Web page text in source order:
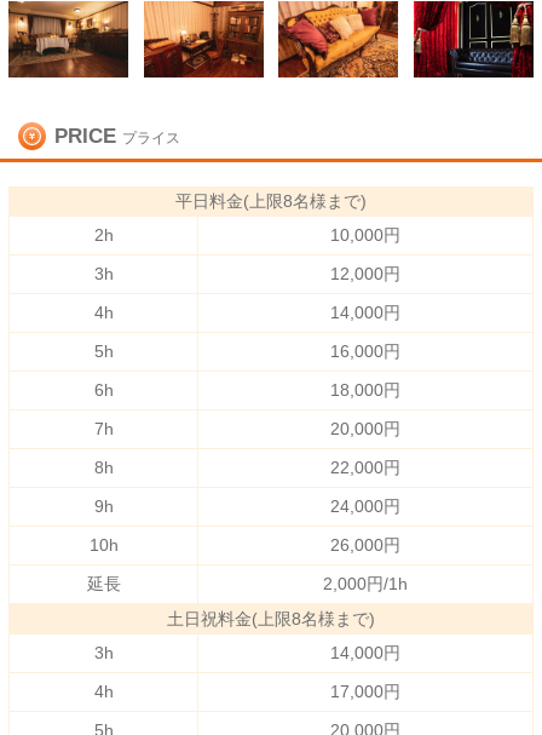
PRICE プライス
平日料金(上限8名様まで)
2h
10,000円
3h
12,000円
4h
14,000円
5h
16,000円
6h
18,000円
7h
20,000円
8h
22,000円
9h
24,000円
10h
26,000円
延長
2,000円/1h
土日祝料金(上限8名様まで)
3h
14,000円
4h
17,000円
5h
20,000円